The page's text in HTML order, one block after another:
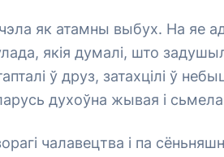
як атамны выбух. На яе
якія думалі, што
ў друз, затахцілі ў
духоўна жывая і
чалавецтва і па